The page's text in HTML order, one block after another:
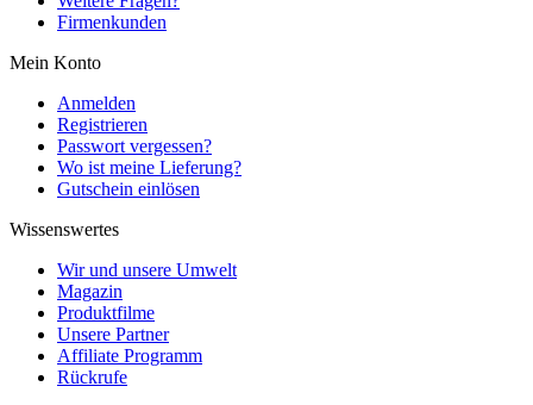
Firmenkunden
Mein Konto
Anmelden
Registrieren
Passwort vergessen?
Wo ist meine Lieferung?
Gutschein einlösen
Wissenswertes
Wir und unsere Umwelt
Magazin
Produktfilme
Unsere Partner
Affiliate Programm
Rückrufe